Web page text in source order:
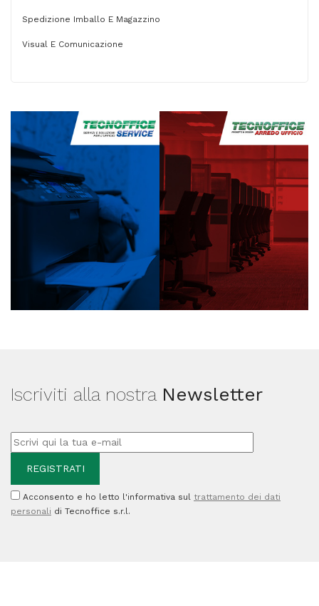
Spedizione Imballo E Magazzino
Visual E Comunicazione
Iscriviti alla nostra Newsletter
Acconsento e ho letto l'informativa sul trattamento dei dati
personali di Tecnoffice s.r.l.